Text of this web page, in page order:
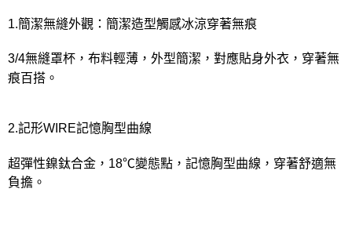
1.簡潔無縫外觀：簡潔造型觸感冰涼穿著無痕
3/4無縫罩杯，布料輕薄，外型簡潔，對應貼身外衣，穿著無
痕百搭。
2.記形WIRE記憶胸型曲線
超彈性鎳鈦合金，18℃變態點，記憶胸型曲線，穿著舒適無
負擔。